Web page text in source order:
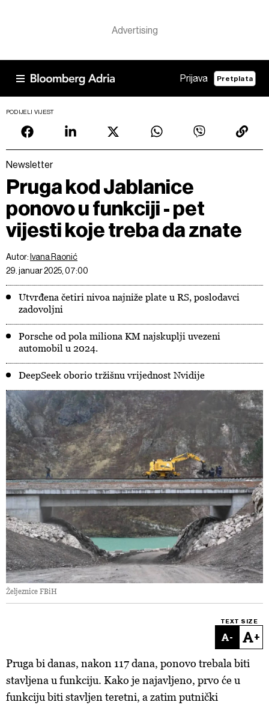
Prijava Pretplata
PODIJELI VIJEST
Newsletter
Pruga kod Jablanice
ponovo u funkciji - pet
vijesti koje treba da znate
Autor: Ivana Raonić
29. januar 2025, 07:00
Utvrđena četiri nivoa najniže plate u RS, poslodavci
zadovoljni
Porsche od pola miliona KM najskuplji uvezeni
automobil u 2024.
DeepSeek oborio tržišnu vrijednost Nvidije
Željeznice FBiH
TEXT SIZE
- +
Prugabi danas, nakon 117 dana, ponovo trebala biti
stavljena u funkciju. Kako je najavljeno, prvo će u
funkciju biti stavljen teretni, a zatim putnički